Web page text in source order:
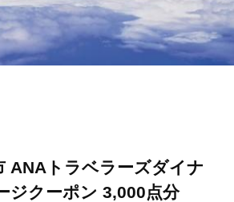
ANAトラベラーズダイナ
ジクーポン 3,000点分